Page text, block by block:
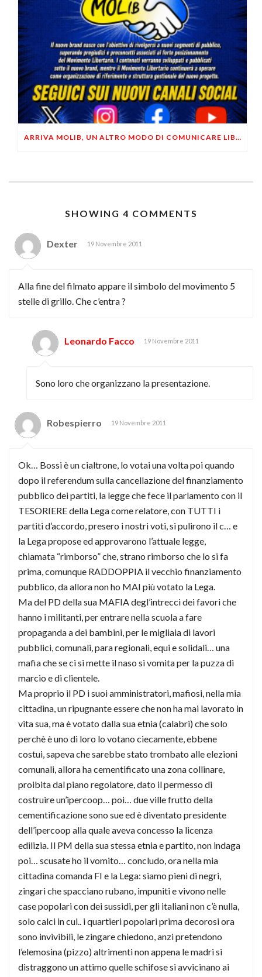
ARRIVA MOLIB, UN ALTRO MODO DI COMUNICARE LIBERTARIO
SHOWING 4 COMMENTS
Dexter 19 Novembre 2011
Alla fine del filmato appare il simbolo del movimento 5
stelle di grillo. Che c’entra ?
Leonardo Facco 19 Novembre 2011
Sono loro che organizzano la presentazione.
Robespierro 19 Novembre 2011
Ok… Bossi è un cialtrone, lo votai una volta poi quando
dopo il referendum sulla cancellazione del finanziamento
pubblico dei partiti, la legge che fece il parlamento con il
TESORIERE della Lega come relatore, con TUTTI i
partiti d’accordo, presero i nostri voti, si pulirono il c… e
la Lega propose ed approvarono l’attuale legge,
chiamata “rimborso” che, strano rimborso che lo si fa
prima, comunque RADDOPPIA il vecchio finanziamento
pubblico, da allora non ho MAI più votato la Lega.
Ma del PD della sua MAFIA degl’intrecci dei favori che
hanno i militanti, per entrare nella scuola a fare
propaganda a dei bambini, per le migliaia di lavori
pubblici, comunali, para regionali, equi e solidali… una
mafia che se ci si mette il naso si vomita per la puzza di
marcio e di clientele.
Ma proprio il PD i suoi amministratori, mafiosi, nella mia
cittadina, un ripugnante essere che non ha mai lavorato in
vita sua, ma è votato dalla sua etnia (calabri) che solo
perchè è uno di loro lo votano ciecamente, ebbene
costui, sapeva che sarebbe stato trombato alle elezioni
comunali, allora ha cementificato una zona collinare,
proibita dal piano regolatore, dato il permesso di
costruire un’ipercoop… poi… due ville frutto della
cementificazione sono sue ed è diventato presidente
dell’ipercoop alla quale aveva concesso la licenza
edilizia. Il PM della sua stessa etnia e partito, non indaga
poi… scusate ho il vomito… concludo, ora nella mia
cittadina comanda FI e la Lega: siamo pieni di negri,
zingari che spacciano rubano, impuniti e vivono nelle
case popolari con dei sussidi, per gli italiani non c’è nulla,
solo calci in cul.. i quartieri popolari prima decorosi ora
sono invivibili, le zingare chiedono, anzi pretendono
l’elemosina (pizzo) altrimenti non appena le madri si
distraggono un attimo quelle schifose si avvicinano ai